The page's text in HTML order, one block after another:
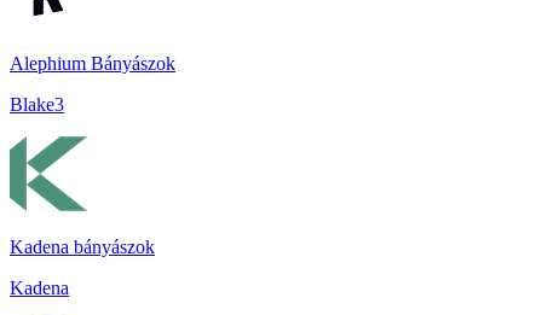
Alephium Bányászok
Blake3
Kadena bányászok
Kadena